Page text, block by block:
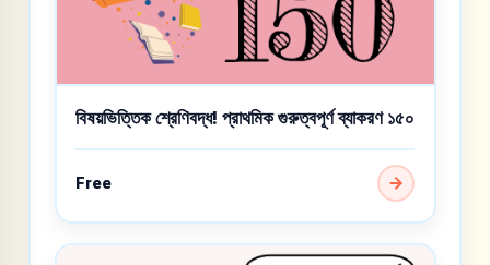
বিষয়ভিত্তিক শ্রেণিবদ্ধ! প্রাথমিক গুরুত্বপূর্ণ ব্যাকরণ ১৫০
Free